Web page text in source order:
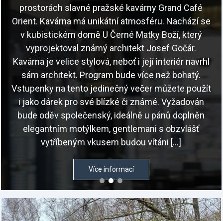
prostorách slavné pražské kavárny Grand Café
Orient. Kavárna má unikátní atmosféru. Nachází se
v kubistickém domě U Černé Matky Boží, který
vyprojektoval známý architekt Josef Gočár.
Kavárna je velice stylová, neboť i její interiér navrhl
sám architekt. Program bude více než bohatý.
Vstupenky na tento jedinečný večer můžete použít
i jako dárek pro své blízké či známé. Vyžadován
bude oděv společenský, ideálně u pánů doplněn
elegantním motýlkem, gentlemani s obzvlášť
vytříbeným vkusem budou vítáni […]
Více informací